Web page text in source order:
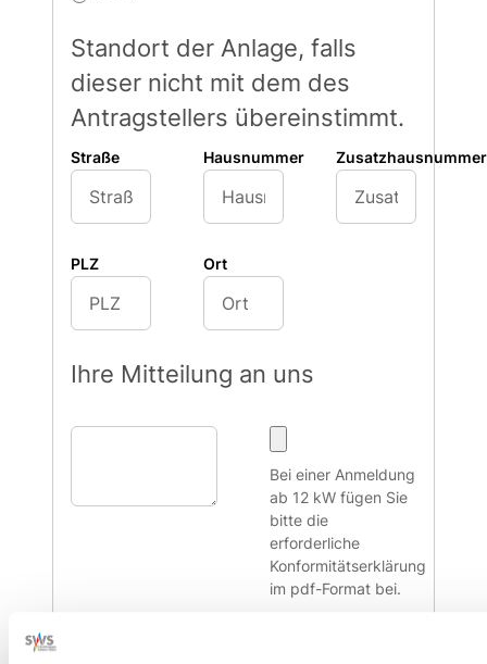
Standort der Anlage, falls
dieser nicht mit dem des
Antragstellers übereinstimmt.
Straße Hausnummer Zusatzhausnummer
PLZ Ort
Ihre Mitteilung an uns
Bei einer Anmeldung
ab 12 kW fügen Sie
bitte die
erforderliche
Konformitätserklärung
im pdf-Format bei.